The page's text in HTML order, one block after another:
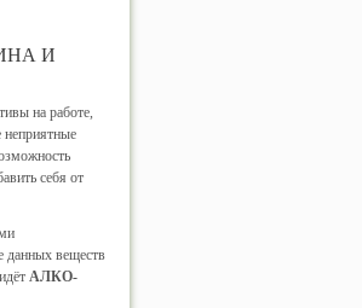
И
на работе,
себя от
данных веществ
АЛКО-